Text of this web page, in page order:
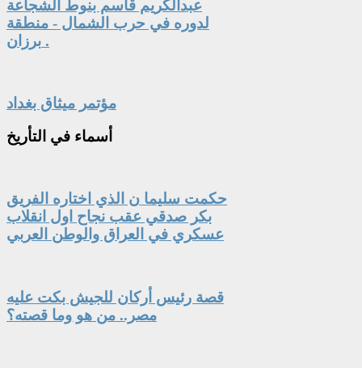
عبدالكريم قاسم بنوط الشجاعة
لدوره في حرب الشمال - منطقة
برزان .
مؤتمر ميثاق بغداد
أسماء في التأريخ
حكمت سليما ن الذي اختاره الفريق
بكر صدقي عقب نجاح اول انقلاب
عسكري في العراق والوطن العربي
قصة رئيس أركان للجيش بكت عليه
مصر.. من هو وما قصته؟